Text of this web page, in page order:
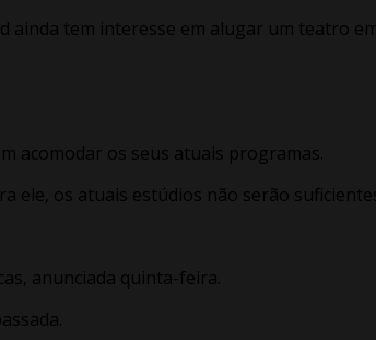
tem interesse em alugar um teatro
acomodar os seus atuais programas.
ele, os atuais estúdios não serão
anunciada quinta-feira.